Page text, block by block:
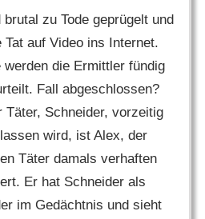
zu Tode geprügelt und
auf Video ins Internet.
werden die Ermittler fündig
Fall abgeschlossen?
Täter, Schneider, vorzeitig
wird, ist Alex, der
Täter damals verhaften
Er hat Schneider als
im Gedächtnis und sieht